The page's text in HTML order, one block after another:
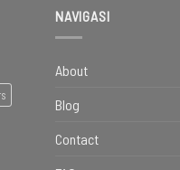
NAVIGASI
About
Blog
Contact